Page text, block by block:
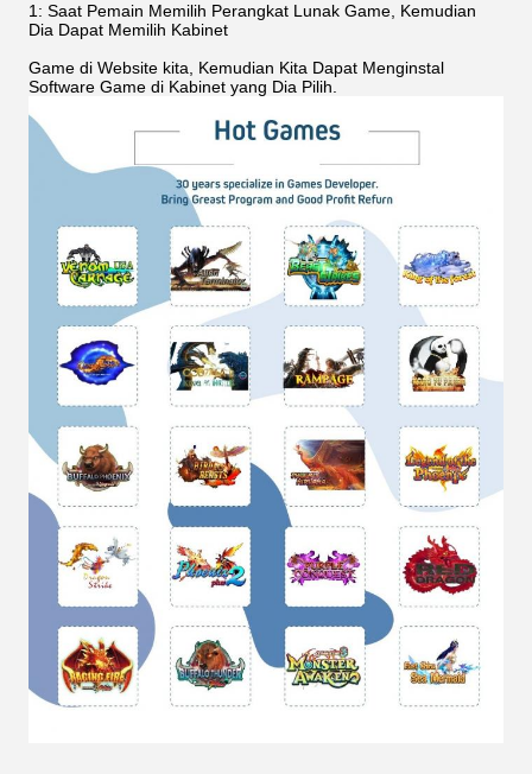
1: Saat Pemain Memilih Perangkat Lunak Game, Kemudian
Dia Dapat Memilih Kabinet
Game di Website kita, Kemudian Kita Dapat Menginstal
Software Game di Kabinet yang Dia Pilih.